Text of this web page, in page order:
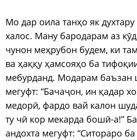
Мо дар оила танҳо як
халос. Ману бародарам аз
чунон меҳрубон будем, ки
ва ҳаққу ҳамсояҳо ба
мебурданд. Модарам баъзан
мегуфт: “Бачаҷон, ин қадар
медорӣ, фардо вай калон
ту чӣ кор мекарда бошӣ-а!”
андохта мегуфт: “Ситораро ба